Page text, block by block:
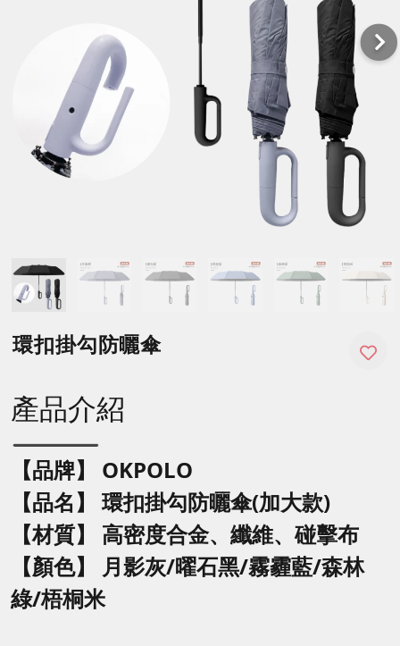
環扣掛勾防曬傘
產品介紹
【品牌】 OKPOLO
【品名】 環扣掛勾防曬傘(加大款)
【材質】 高密度合金、纖維、碰擊布
【顏色】 月影灰/曜石黑/霧霾藍/森林
綠/梧桐米